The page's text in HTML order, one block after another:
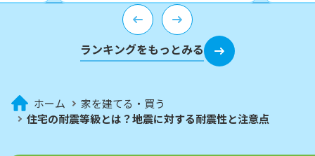
ランキングをもっとみる
ホーム
家を建てる・買う
住宅の耐震等級とは？地震に対する耐震性と注意点